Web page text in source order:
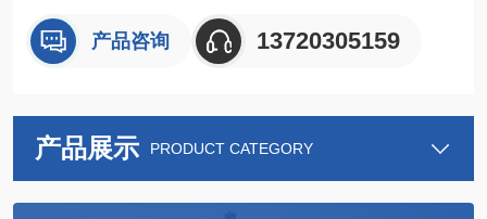
产品咨询 13720305159
产品展示 PRODUCT CATEGORY